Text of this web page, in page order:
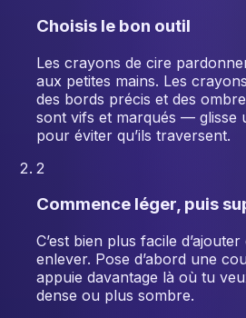
Choisis le bon outil
Les crayons de cire
aux petites mains. Les
des bords précis et des
sont vifs et marqués — glisse
pour éviter qu’ils traversent.
2
Commence léger, puis
C’est bien plus facile
enlever. Pose d’abord une
appuie davantage là où tu
dense ou plus sombre.